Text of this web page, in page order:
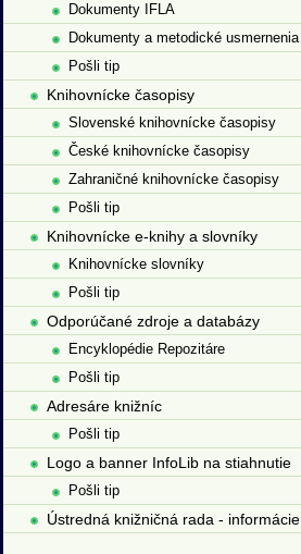
Dokumenty IFLA
Dokumenty a metodické usmernenia
Pošli tip
Knihovnícke časopisy
Slovenské knihovnícke časopisy
České knihovnícke časopisy
Zahraničné knihovnícke časopisy
Pošli tip
Knihovnícke e-knihy a slovníky
Knihovnícke slovníky
Pošli tip
Odporúčané zdroje a databázy
Encyklopédie Repozitáre
Pošli tip
Adresáre knižníc
Pošli tip
Logo a banner InfoLib na stiahnutie
Pošli tip
Ústredná knižničná rada - informácie